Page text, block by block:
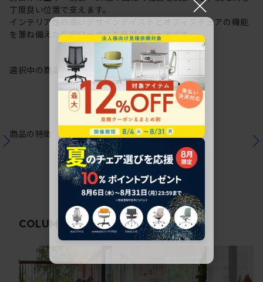
丁度良い位置で支えます。
インテリア性の高いデザインテイストとオフィスチェアの機能
を兼ね備えた在宅ワークにも最適なチェアです。
選択中の商品情報保証 注意事項
商品の特徴
COLUMN関連コラム